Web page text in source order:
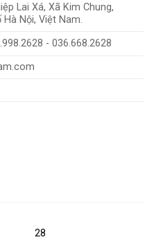
Lai Xá, Xã Kim Chung,
Nội, Việt Nam.
- 036.668.2628
28